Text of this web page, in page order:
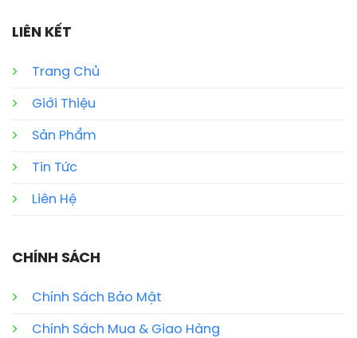
LIÊN KẾT
Trang Chủ
Giới Thiệu
Sản Phẩm
Tin Tức
Liên Hệ
CHÍNH SÁCH
Chính Sách Bảo Mật
Chính Sách Mua & Giao Hàng